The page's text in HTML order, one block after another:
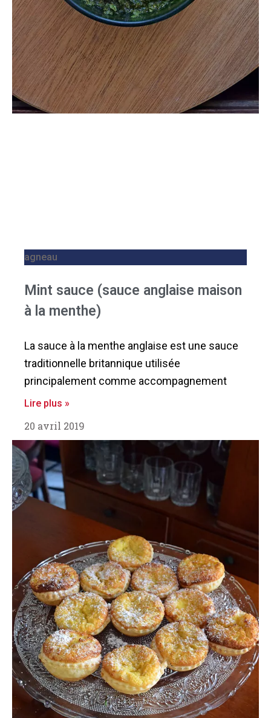
agneau
Mint sauce (sauce anglaise maison
à la menthe)
La sauce à la menthe anglaise est une sauce
traditionnelle britannique utilisée
principalement comme accompagnement
Lire plus »
20 avril 2019